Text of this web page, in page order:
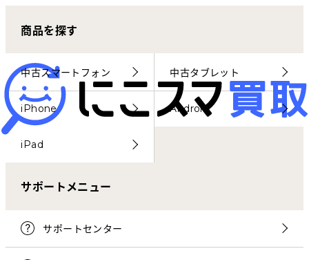
にこスマ通信
マイページ
商品を探す
中古スマートフォン 中古タブレット
iPhone Android
iPad
サポートメニュー
サポートセンター